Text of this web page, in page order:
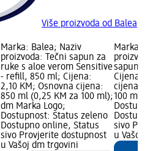
Više proizvoda od Balea
Marka: Balea; Naziv
proizvoda: Tečni sapun za
ruke s aloe verom Sensitive
- refill, 850 ml; Cijena:
2,10 KM; Osnovna cijena:
850 ml (0,25 KM za 100 ml);
dm Marka Logo;
Dostupnost: Status zeleno
Dostupno online, Status
sivo Provjerite dostupnost
u Vašoj dm trgovini
Marka:
sapun
Cijena:
cijena:
100 ml);
sivo
u Vašoj